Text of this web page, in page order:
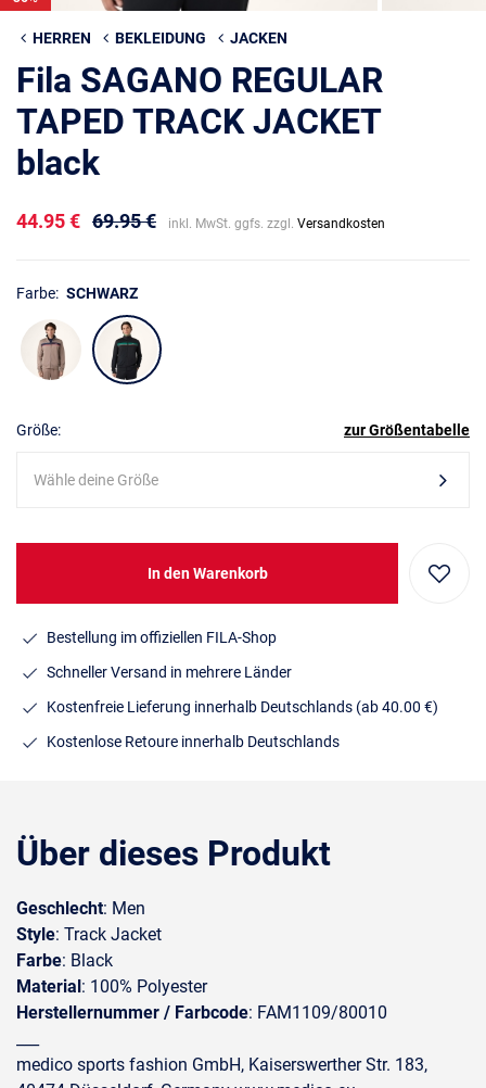
HERREN BEKLEIDUNG JACKEN
Fila SAGANO REGULAR
TAPED TRACK JACKET
black
44.95 € 69.95 € inkl. MwSt. ggfs. zzgl. Versandkosten
Farbe: SCHWARZ
Größe: zur Größentabelle
Wähle deine Größe
In den Warenkorb
Bestellung im offiziellen FILA-Shop
Schneller Versand in mehrere Länder
Kostenfreie Lieferung innerhalb Deutschlands (ab 40.00 €)
Kostenlose Retoure innerhalb Deutschlands
Über dieses Produkt
Geschlecht: Men
Style: Track Jacket
Farbe: Black
Material: 100% Polyester
Herstellernummer / Farbcode: FAM1109/80010
medico sports fashion GmbH, Kaiserswerther Str. 183,